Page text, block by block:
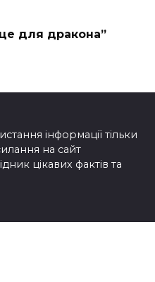
для дракона”
інформації тільки
на сайт
цікавих фактів та